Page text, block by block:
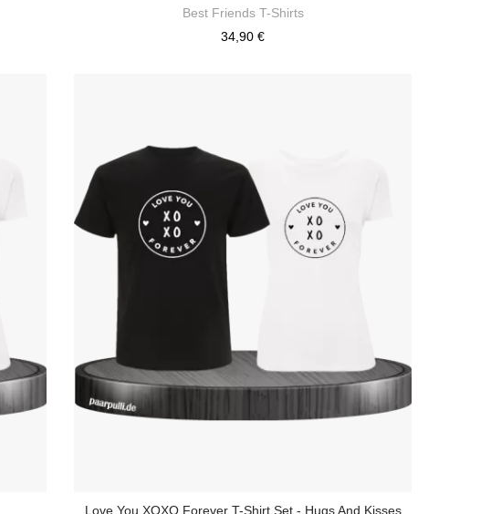
Best Friends T-Shirts
34,90 €
Love You XOXO Forever T-Shirt Set - Hugs And Kisses